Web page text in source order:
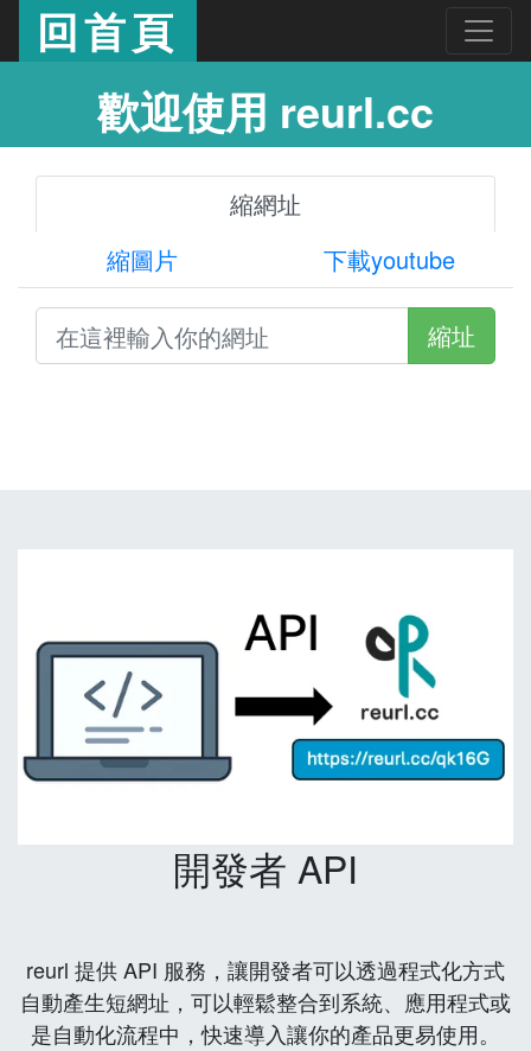
回首頁
歡迎使用 reurl.cc
縮網址
縮圖片
下載youtube
縮址
開發者 API
reurl 提供 API 服務，讓開發者可以透過程式化方式
自動產生短網址，可以輕鬆整合到系統、應用程式或
是自動化流程中，快速導入讓你的產品更易使用。